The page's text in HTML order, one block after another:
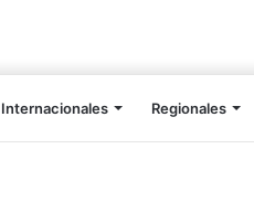
Internacionales Regionales